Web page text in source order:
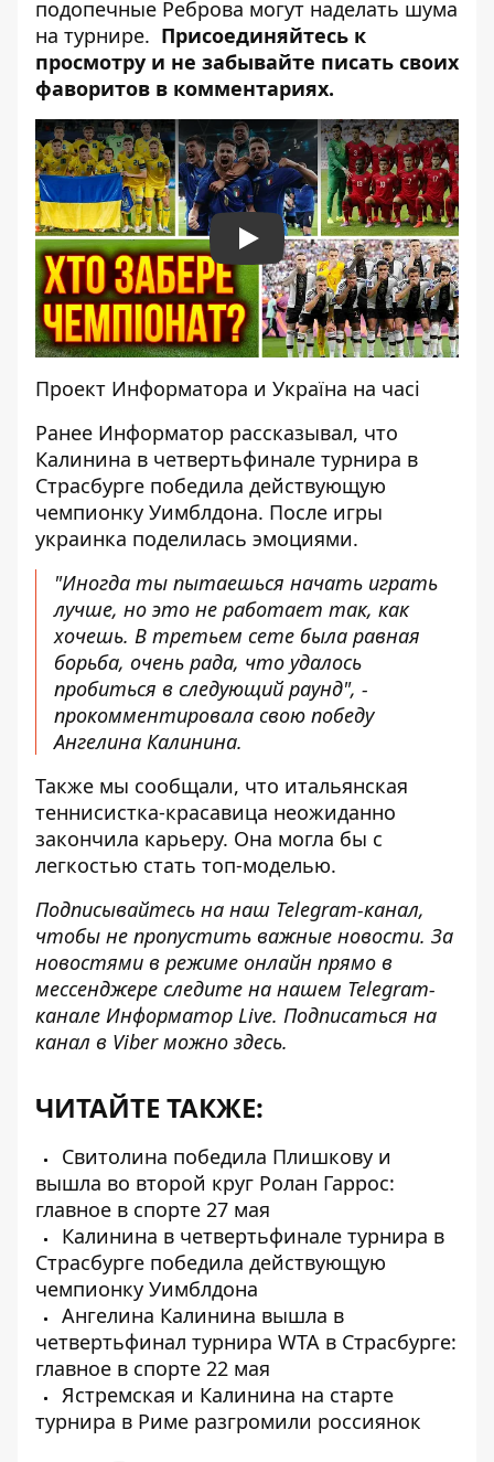
подопечные Реброва могут наделать шума
на турнире. Присоединяйтесь к
просмотру и не забывайте писать своих
фаворитов в комментариях.
Play
Проект Информатора и Україна на часі
Ранее Информатор рассказывал, что
Калинина в четвертьфинале турнира в
Страсбурге победила действующую
чемпионку Уимблдона. После игры
украинка поделилась эмоциями.
"Иногда ты пытаешься начать играть
лучше, но это не работает так, как
хочешь. В третьем сете была равная
борьба, очень рада, что удалось
пробиться в следующий раунд", -
прокомментировала свою победу
Ангелина Калинина.
Также мы сообщали, что итальянская
теннисистка-красавица неожиданно
закончила карьеру. Она могла бы с
легкостью стать топ-моделью.
Подписывайтесь на наш Telegram-канал,
чтобы не пропустить важные новости. За
новостями в режиме онлайн прямо в
мессенджере следите на нашем Telegram-
канале Информатор Live. Подписаться на
канал в Viber можно здесь.
ЧИТАЙТЕ ТАКЖЕ:
Свитолина победила Плишкову и
вышла во второй круг Ролан Гаррос:
главное в спорте 27 мая
Калинина в четвертьфинале турнира в
Страсбурге победила действующую
чемпионку Уимблдона
Ангелина Калинина вышла в
четвертьфинал турнира WTA в Страсбурге:
главное в спорте 22 мая
Ястремская и Калинина на старте
турнира в Риме разгромили россиянок